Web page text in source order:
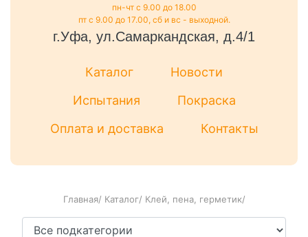
пн-чт с 9.00 до 18.00
пт с 9.00 до 17.00, сб и вс - выходной.
г.Уфа, ул.Самаркандская, д.4/1
Каталог
Новости
Испытания
Покраска
Оплата и доставка
Контакты
Главная/ Каталог/ Клей, пена, герметик/